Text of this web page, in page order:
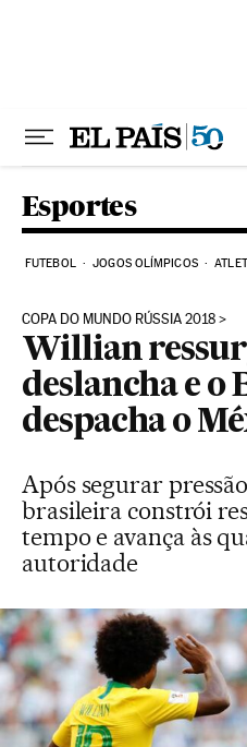
Esportes
FUTEBOL JOGOS OLÍMPICOS
COPA DO MUNDO RÚSSIA 2018
Willian
deslancha e o
despacha o
Após segurar
brasileira constrói
tempo e avança às
autoridade